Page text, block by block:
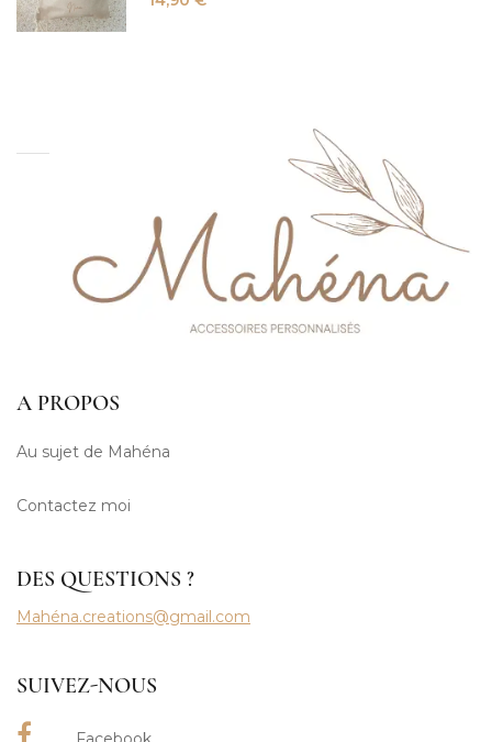
A PROPOS
Au sujet de Mahéna
Contactez moi
DES QUESTIONS ?
Mahéna.creations@gmail.com
SUIVEZ-NOUS